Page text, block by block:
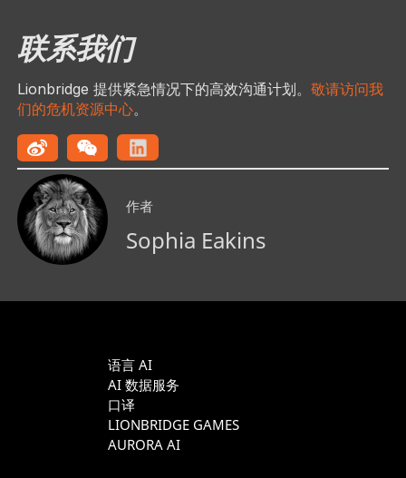
联系我们
Lionbridge 提供紧急情况下的高效沟通计划。 敬请访问我
们的危机资源中心。
作者
Sophia Eakins
语言 AI
AI 数据服务
口译
LIONBRIDGE GAMES
AURORA AI